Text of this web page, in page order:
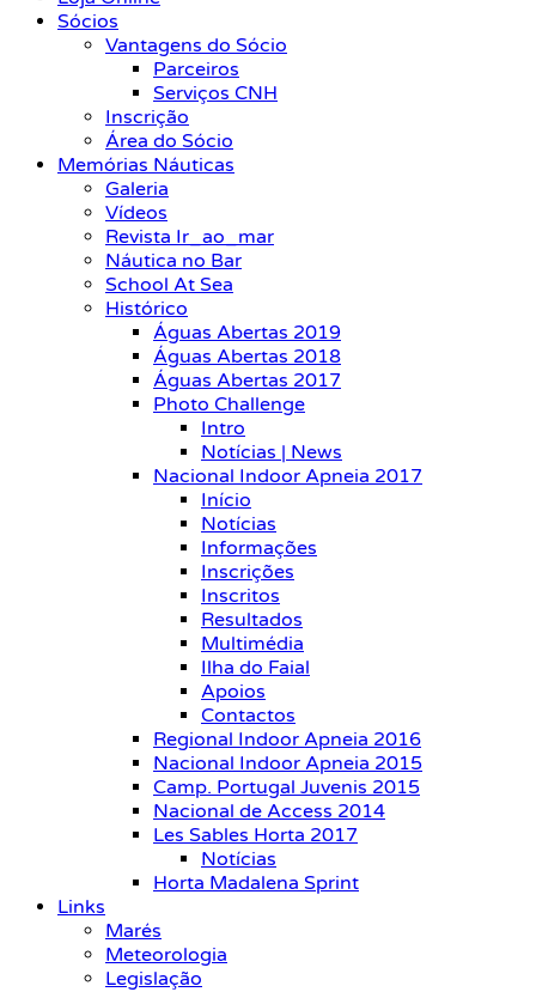
Sócios
Vantagens do Sócio
Parceiros
Serviços CNH
Inscrição
Área do Sócio
Memórias Náuticas
Galeria
Vídeos
Revista Ir_ao_mar
Náutica no Bar
School At Sea
Histórico
Águas Abertas 2019
Águas Abertas 2018
Águas Abertas 2017
Photo Challenge
Intro
Notícias | News
Nacional Indoor Apneia 2017
Início
Notícias
Informações
Inscrições
Inscritos
Resultados
Multimédia
Ilha do Faial
Apoios
Contactos
Regional Indoor Apneia 2016
Nacional Indoor Apneia 2015
Camp. Portugal Juvenis 2015
Nacional de Access 2014
Les Sables Horta 2017
Notícias
Horta Madalena Sprint
Links
Marés
Meteorologia
Legislação